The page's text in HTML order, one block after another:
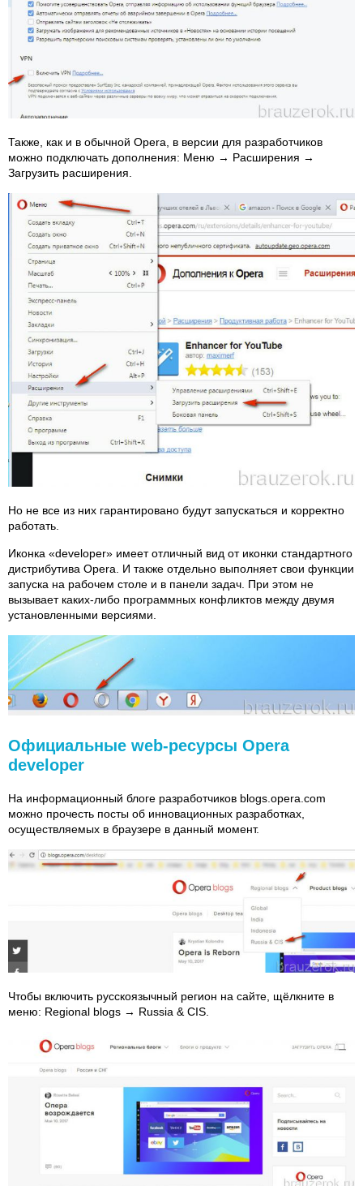
Также, как и в обычной Opera, в версии для разработчиков
можно подключать дополнения: Меню → Расширения →
Загрузить расширения.
Но не все из них гарантировано будут запускаться и корректно
работать.
Иконка «developer» имеет отличный вид от иконки стандартного
дистрибутива Opera. И также отдельно выполняет свои функции
запуска на рабочем столе и в панели задач. При этом не
вызывает каких-либо программных конфликтов между двумя
установленными версиями.
Официальные web-ресурсы Opera
developer
На информационный блоге разработчиков blogs.opera.com
можно прочесть посты об инновационных разработках,
осуществляемых в браузере в данный момент.
Чтобы включить русскоязычный регион на сайте, щёлкните в
меню: Regional blogs → Russia & CIS.